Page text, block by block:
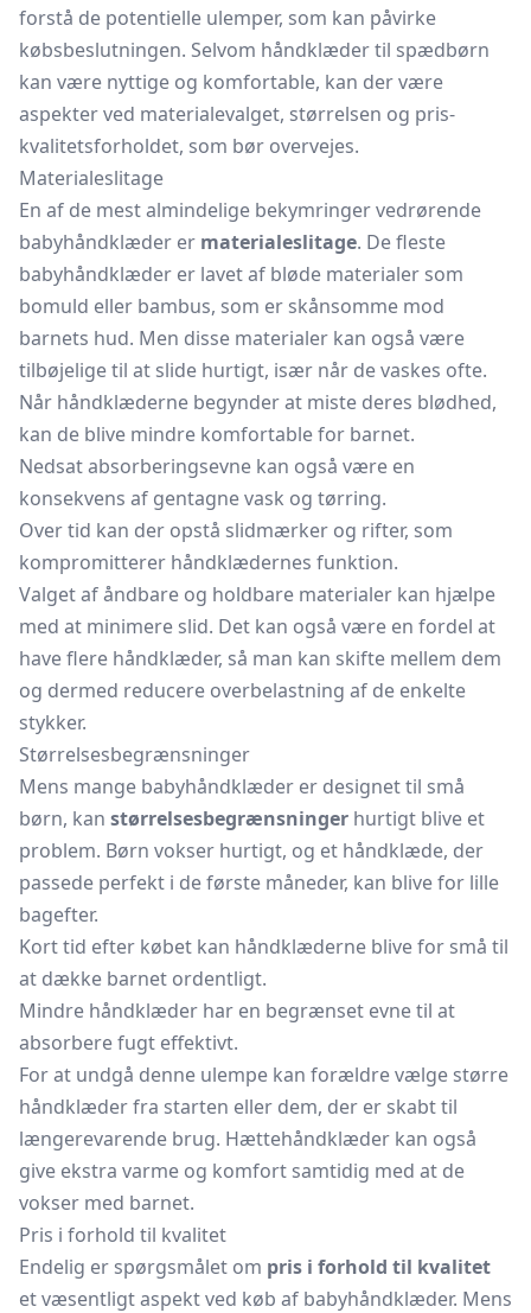
forstå de potentielle ulemper, som kan påvirke
købsbeslutningen. Selvom håndklæder til spædbørn
kan være nyttige og komfortable, kan der være
aspekter ved materialevalget, størrelsen og pris-
kvalitetsforholdet, som bør overvejes.
Materialeslitage
En af de mest almindelige bekymringer vedrørende
babyhåndklæder er materialeslitage. De fleste
babyhåndklæder er lavet af bløde materialer som
bomuld eller bambus, som er skånsomme mod
barnets hud. Men disse materialer kan også være
tilbøjelige til at slide hurtigt, især når de vaskes ofte.
Når håndklæderne begynder at miste deres blødhed,
kan de blive mindre komfortable for barnet.
Nedsat absorberingsevne kan også være en
konsekvens af gentagne vask og tørring.
Over tid kan der opstå slidmærker og rifter, som
kompromitterer håndklædernes funktion.
Valget af åndbare og holdbare materialer kan hjælpe
med at minimere slid. Det kan også være en fordel at
have flere håndklæder, så man kan skifte mellem dem
og dermed reducere overbelastning af de enkelte
stykker.
Størrelsesbegrænsninger
Mens mange babyhåndklæder er designet til små
børn, kan størrelsesbegrænsninger hurtigt blive et
problem. Børn vokser hurtigt, og et håndklæde, der
passede perfekt i de første måneder, kan blive for lille
bagefter.
Kort tid efter købet kan håndklæderne blive for små til
at dække barnet ordentligt.
Mindre håndklæder har en begrænset evne til at
absorbere fugt effektivt.
For at undgå denne ulempe kan forældre vælge større
håndklæder fra starten eller dem, der er skabt til
længerevarende brug. Hættehåndklæder kan også
give ekstra varme og komfort samtidig med at de
vokser med barnet.
Pris i forhold til kvalitet
Endelig er spørgsmålet om pris i forhold til kvalitet
et væsentligt aspekt ved køb af babyhåndklæder. Mens